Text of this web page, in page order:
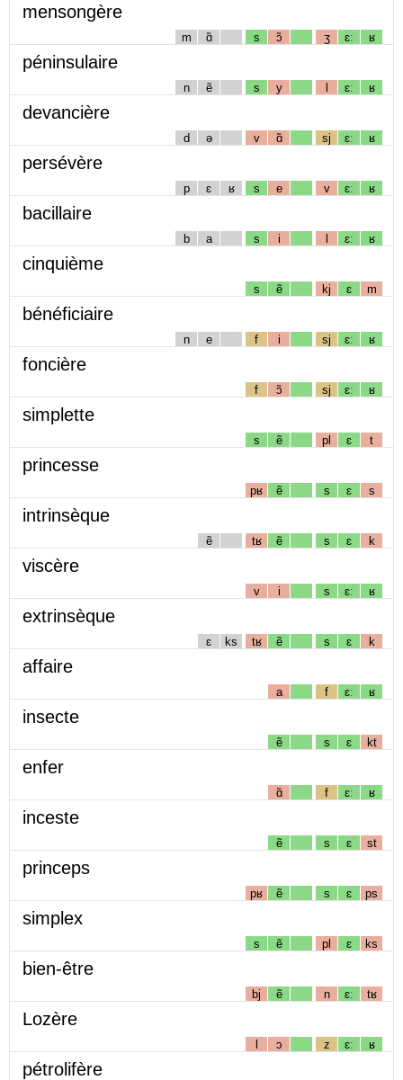
mensongère
m ɑ̃ s ɔ̃ ʒ ɛː ʁ
péninsulaire
n ẽ s y l ɛː ʁ
devancière
d ə v ɑ̃ sj ɛː ʁ
persévère
p ɛ ʁ s e v ɛː ʁ
bacillaire
b a s i l ɛː ʁ
cinquième
s ẽ kj ɛ m
bénéficiaire
n e f i sj ɛː ʁ
foncière
f ɔ̃ sj ɛː ʁ
simplette
s ẽ pl ɛ t
princesse
pʁ ẽ s ɛ s
intrinsèque
ẽ tʁ ẽ s ɛ k
viscère
v i s ɛː ʁ
extrinsèque
ɛ ks tʁ ẽ s ɛ k
affaire
a f ɛː ʁ
insecte
ẽ s ɛ kt
enfer
ɑ̃ f ɛː ʁ
inceste
ẽ s ɛ st
princeps
pʁ ẽ s ɛ ps
simplex
s ẽ pl ɛ ks
bien-être
bj ẽ n ɛː tʁ
Lozère
l ɔ z ɛː ʁ
pétrolifère